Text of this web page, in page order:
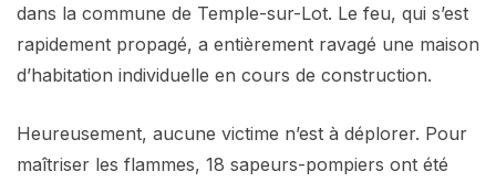
dans la commune de Temple-sur-Lot. Le feu, qui s’est
rapidement propagé, a entièrement ravagé une maison
d’habitation individuelle en cours de construction.
Heureusement, aucune victime n’est à déplorer. Pour
maîtriser les flammes, 18 sapeurs-pompiers ont été